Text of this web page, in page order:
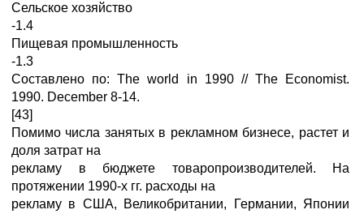
Сельское хозяйство
-1.4
Пищевая промышленность
-1.3
Составлено по: The world in 1990 // The Economist.
1990. December 8-14.
[43]
Помимо числа занятых в рекламном бизнесе, растет и
доля затрат на
рекламу в бюджете товаропроизводителей. На
протяжении 1990-х гг. расходы на
рекламу в США, Великобритании, Германии, Японии